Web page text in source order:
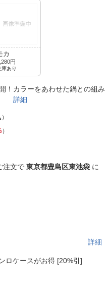
カ
円
庫あり
！カラーをあわせた鍋との組み
。 詳細
）
注文で 東京都豊島区東池袋 に
詳細
ロケースがお得 [20%引]